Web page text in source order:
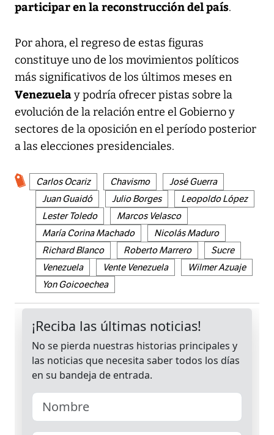
participar en la reconstrucción del país.
Por ahora, el regreso de estas figuras
constituye uno de los movimientos políticos
más significativos de los últimos meses en
Venezuelay podría ofrecer pistas sobre la
evolución de la relación entre el Gobierno y
sectores de la oposición en el período posterior
a las elecciones presidenciales.
Carlos Ocariz Chavismo
José Guerra
Juan Guaidó
Julio Borges
Leopoldo López
Lester Toledo
Marcos Velasco
María Corina Machado
Nicolás Maduro
Richard Blanco
Roberto Marrero
Sucre
Venezuela
Vente Venezuela
Wilmer Azuaje
Yon Goicoechea